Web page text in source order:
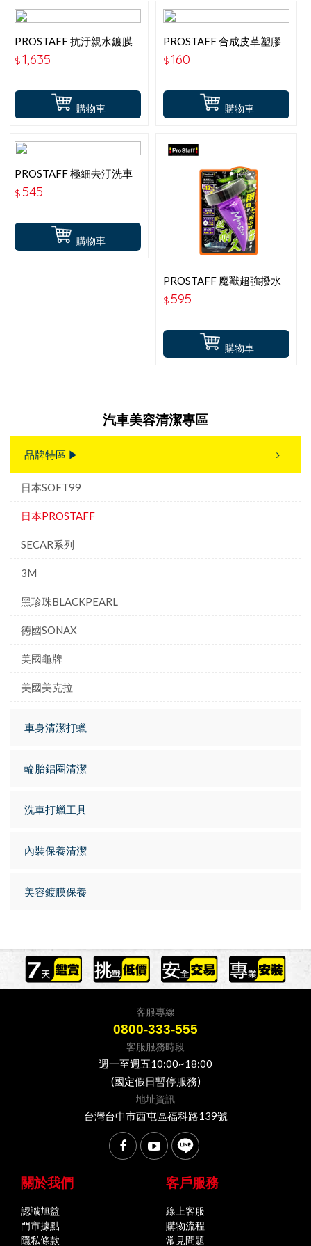
購物車
PROSTAFF 抗汙親水鍍膜
S183
$1,635
購物車
PROSTAFF 合成皮革塑膠
橡膠護膜 S162
$160
購物車
PROSTAFF 極細去汙洗車
泡 S186
$ 545
購物車
PROSTAFF 魔獸超強撥水
鍍膜劑 A-71
$ 595
汽車美容清潔專區
品牌特區 ▶
日本SOFT99
日本PROSTAFF
SECAR系列
3M
黑珍珠BLACKPEARL
德國SONAX
美國龜牌
美國美克拉
車身清潔打蠟
輪胎鋁圈清潔
洗車打蠟工具
內裝保養清潔
美容鍍膜保養
客服專線
0800-333-555
客服服務時段
週一至週五10:00~18:00
(國定假日暫停服務)
地址資訊
台灣台中市西屯區福科路139號
關於我們
認識旭益
門市據點
隱私條款
客戶服務
線上客服
購物流程
常見問題